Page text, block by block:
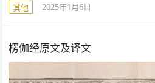
其他 2025年1月6日
楞伽经原文及译文